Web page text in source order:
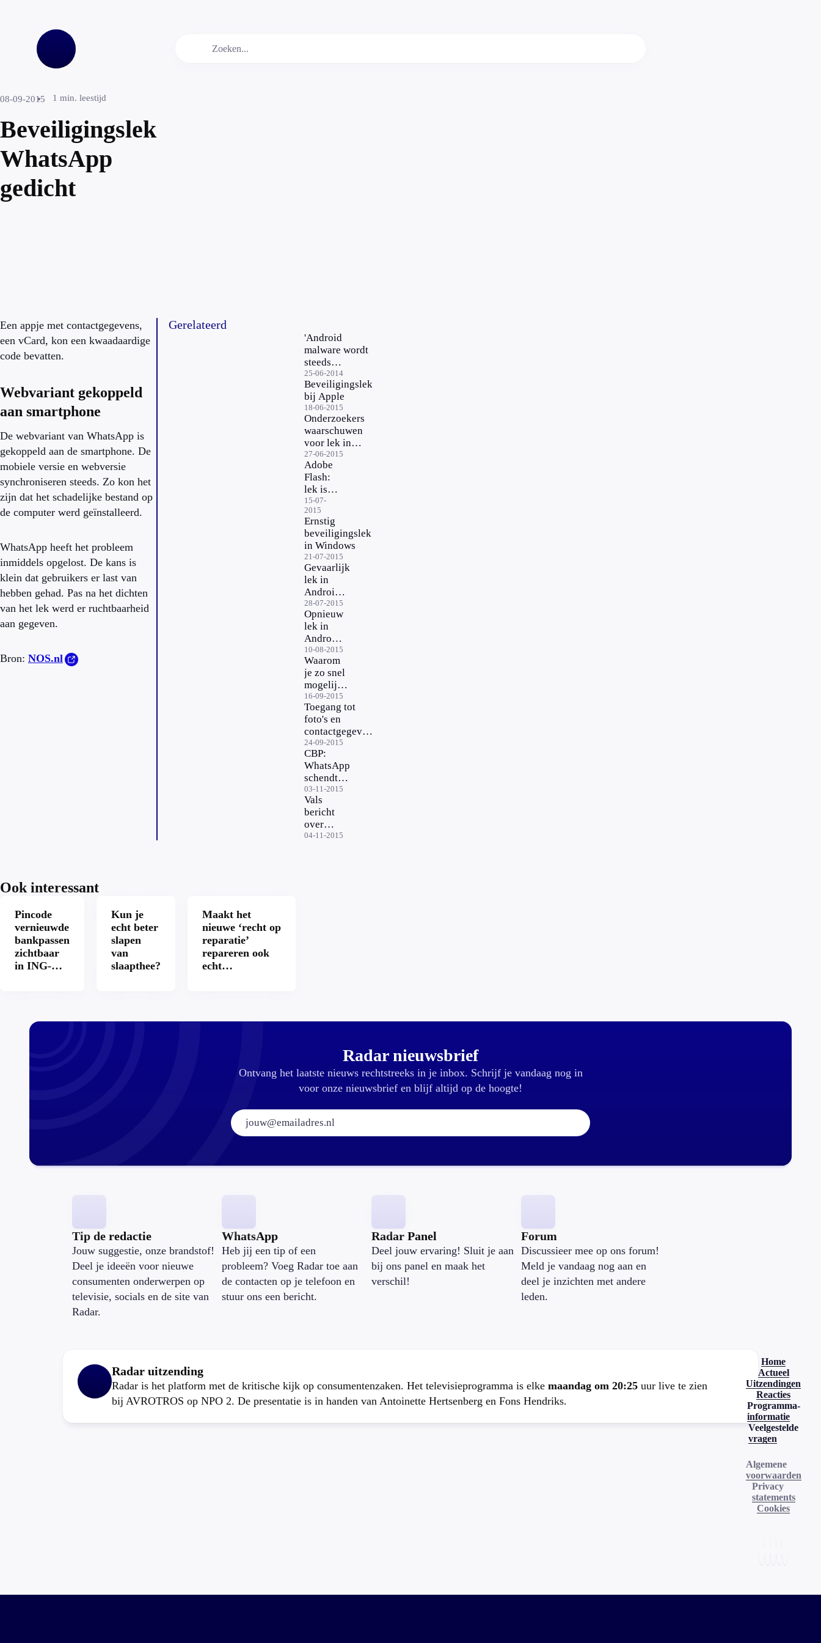
08-09-2015 1 min. leestijd
Beveiligingslek
WhatsApp
gedicht
Een appje met contactgegevens,
een vCard, kon een kwaadaardige
code bevatten.
Webvariant gekoppeld
aan smartphone
De webvariant van WhatsApp is
gekoppeld aan de smartphone. De
mobiele versie en webversie
synchroniseren steeds. Zo kon het
zijn dat het schadelijke bestand op
de computer werd geïnstalleerd.
WhatsApp heeft het probleem
inmiddels opgelost. De kans is
klein dat gebruikers er last van
hebben gehad. Pas na het dichten
van het lek werd er ruchtbaarheid
aan gegeven.
Bron: NOS.nl
Gerelateerd
'Android
malware wordt
steeds
kwaadaardiger'
25-06-2014
Beveiligingslek
bij Apple
18-06-2015
Onderzoekers
waarschuwen
voor lek in
Android
27-06-2015
Adobe
Flash:
lek is
gedicht
(updates
in
artikel)
15-07-
2015
Ernstig
beveiligingslek
in Windows
21-07-2015
Gevaarlijk
lek in
Android
ontdekt
28-07-2015
Opnieuw
lek in
Android
ontdekt
10-08-2015
Waarom
je zo snel
mogelijk
iOS 9
moet
installeren
16-09-2015
Toegang tot
foto's en
contactgegevens
door iOS-lek
24-09-2015
CBP:
WhatsApp
schendt
privacy
niet meer
03-11-2015
Vals
bericht
over
'verlopen'
04-11-2015
Ook interessant
Pincode
vernieuwde
bankpassen
zichtbaar
in ING-
Kun je
echt beter
slapen
van
slaapthee?
Maakt het
nieuwe ‘recht op
reparatie’
repareren ook
echt
Radar nieuwsbrief
Ontvang het laatste nieuws rechtstreeks in je inbox. Schrijf je vandaag nog in
voor onze nieuwsbrief en blijf altijd op de hoogte!
E-mailadres:
Tip de redactie
Jouw suggestie, onze brandstof!
Deel je ideeën voor nieuwe
consumenten onderwerpen op
televisie, socials en de site van
Radar.
WhatsApp
Heb jij een tip of een
probleem? Voeg Radar toe aan
de contacten op je telefoon en
stuur ons een bericht.
Radar Panel
Deel jouw ervaring! Sluit je aan
bij ons panel en maak het
verschil!
Forum
Discussieer mee op ons forum!
Meld je vandaag nog aan en
deel je inzichten met andere
leden.
Radar uitzending
Radar is het platform met de kritische kijk op consumentenzaken. Het televisieprogramma is elke maandag om 20:25 uur live te zien
bij AVROTROS op NPO 2. De presentatie is in handen van Antoinette Hertsenberg en Fons Hendriks.
Home
Actueel
Uitzendingen
Reacties
Programma-
informatie
Veelgestelde
vragen
Algemene
voorwaarden
Privacy
statements
Cookies